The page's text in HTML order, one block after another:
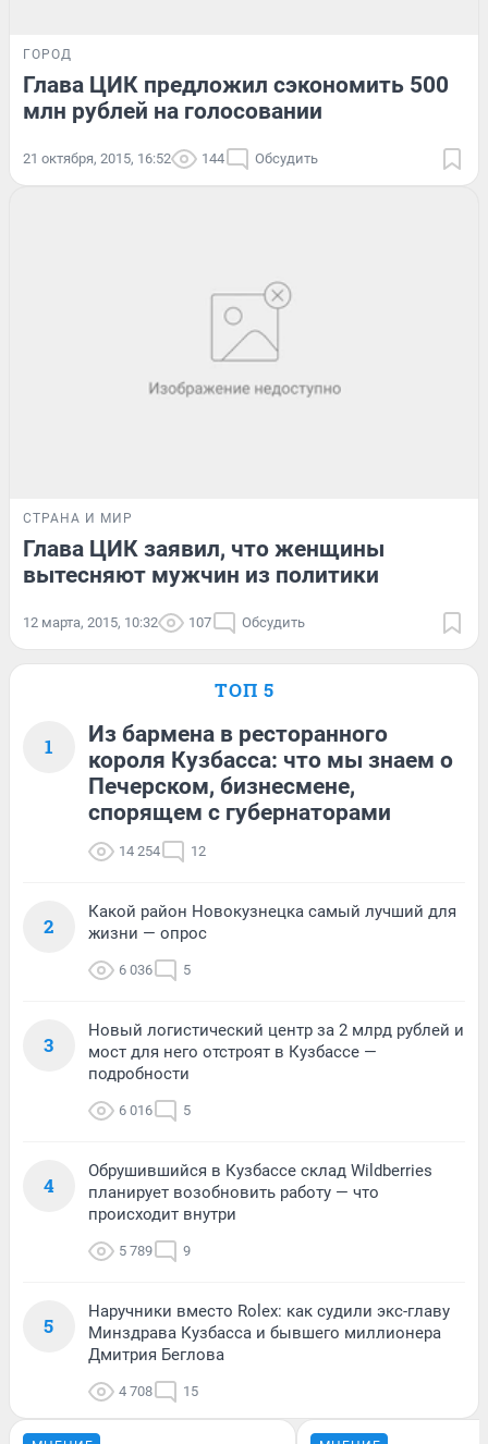
ГОРОД
Глава ЦИК предложил сэкономить 500
млн рублей на голосовании
21 октября, 2015, 16:52 144 Обсудить
СТРАНА И МИР
Глава ЦИК заявил, что женщины
вытесняют мужчин из политики
12 марта, 2015, 10:32 107 Обсудить
ТОП 5
1
Из бармена в ресторанного
короля Кузбасса: что мы знаем о
Печерском, бизнесмене,
спорящем с губернаторами
14 254 12
2
Какой район Новокузнецка самый лучший для
жизни — опрос
6 036 5
3
Новый логистический центр за 2 млрд рублей и
мост для него отстроят в Кузбассе —
подробности
6 016 5
4
Обрушившийся в Кузбассе склад Wildberries
планирует возобновить работу — что
происходит внутри
5 789 9
5
Наручники вместо Rolex: как судили экс-главу
Минздрава Кузбасса и бывшего миллионера
Дмитрия Беглова
4 708 15